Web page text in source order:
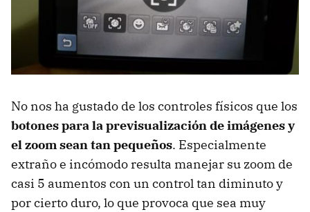
No nos ha gustado de los controles físicos que los
botones para la previsualización de imágenes y
el zoom sean tan pequeños. Especialmente
extraño e incómodo resulta manejar su zoom de
casi 5 aumentos con un control tan diminuto y
por cierto duro, lo que provoca que sea muy